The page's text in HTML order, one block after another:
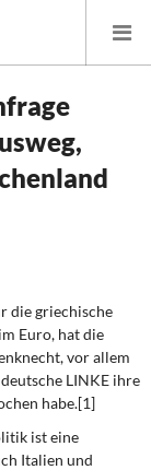
die griechische
Euro, hat die
vor allem
LINKE ihre
habe.[1]
ist eine
Italien und